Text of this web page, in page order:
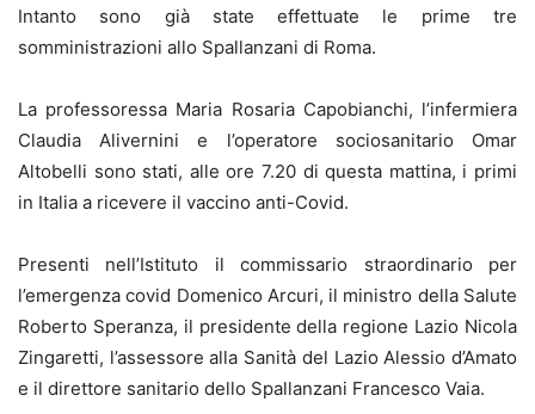
Intanto sono già state effettuate le prime tre
somministrazioni allo Spallanzani di Roma.
La professoressa Maria Rosaria Capobianchi, l’infermiera
Claudia Alivernini e l’operatore sociosanitario Omar
Altobelli sono stati, alle ore 7.20 di questa mattina, i primi
in Italia a ricevere il vaccino anti-Covid.
Presenti nell’Istituto il commissario straordinario per
l’emergenza covid Domenico Arcuri, il ministro della Salute
Roberto Speranza, il presidente della regione Lazio Nicola
Zingaretti, l’assessore alla Sanità del Lazio Alessio d’Amato
e il direttore sanitario dello Spallanzani Francesco Vaia.